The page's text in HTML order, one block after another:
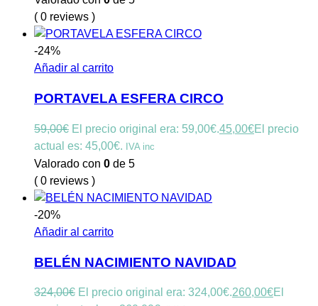
( 0 reviews )
-24%
Añadir al carrito
PORTAVELA ESFERA CIRCO
59,00€ El precio original era: 59,00€.45,00€El precio
actual es: 45,00€. IVA inc
Valorado con 0 de 5
( 0 reviews )
-20%
Añadir al carrito
BELÉN NACIMIENTO NAVIDAD
324,00€ El precio original era: 324,00€.260,00€El